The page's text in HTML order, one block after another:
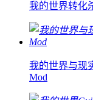
我的世界转化
我的世界与现
Mod